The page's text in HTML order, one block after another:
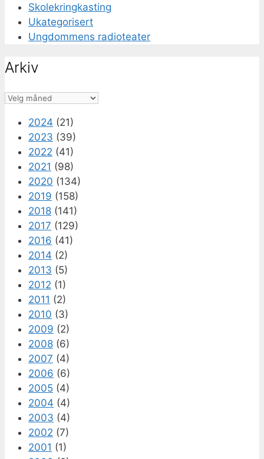
Skolekringkasting
Ukategorisert
Ungdommens radioteater
Arkiv
Arkiv
2024 (21)
2023 (39)
2022 (41)
2021 (98)
2020 (134)
2019 (158)
2018 (141)
2017 (129)
2016 (41)
2014 (2)
2013 (5)
2012 (1)
2011 (2)
2010 (3)
2009 (2)
2008 (6)
2007 (4)
2006 (6)
2005 (4)
2004 (4)
2003 (4)
2002 (7)
2001 (1)